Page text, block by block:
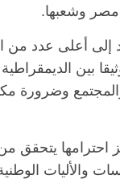
مصر وشعبها.
أعلى عدد من
بين
وضرورة
احترامها يتحقق
والأليات